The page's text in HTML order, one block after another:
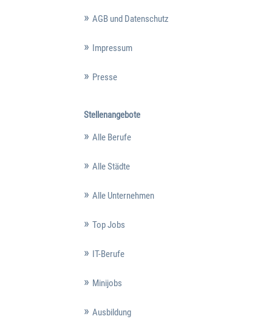
AGB und Datenschutz
Impressum
Presse
Stellenangebote
Alle Berufe
Alle Städte
Alle Unternehmen
Top Jobs
IT-Berufe
Minijobs
Ausbildung